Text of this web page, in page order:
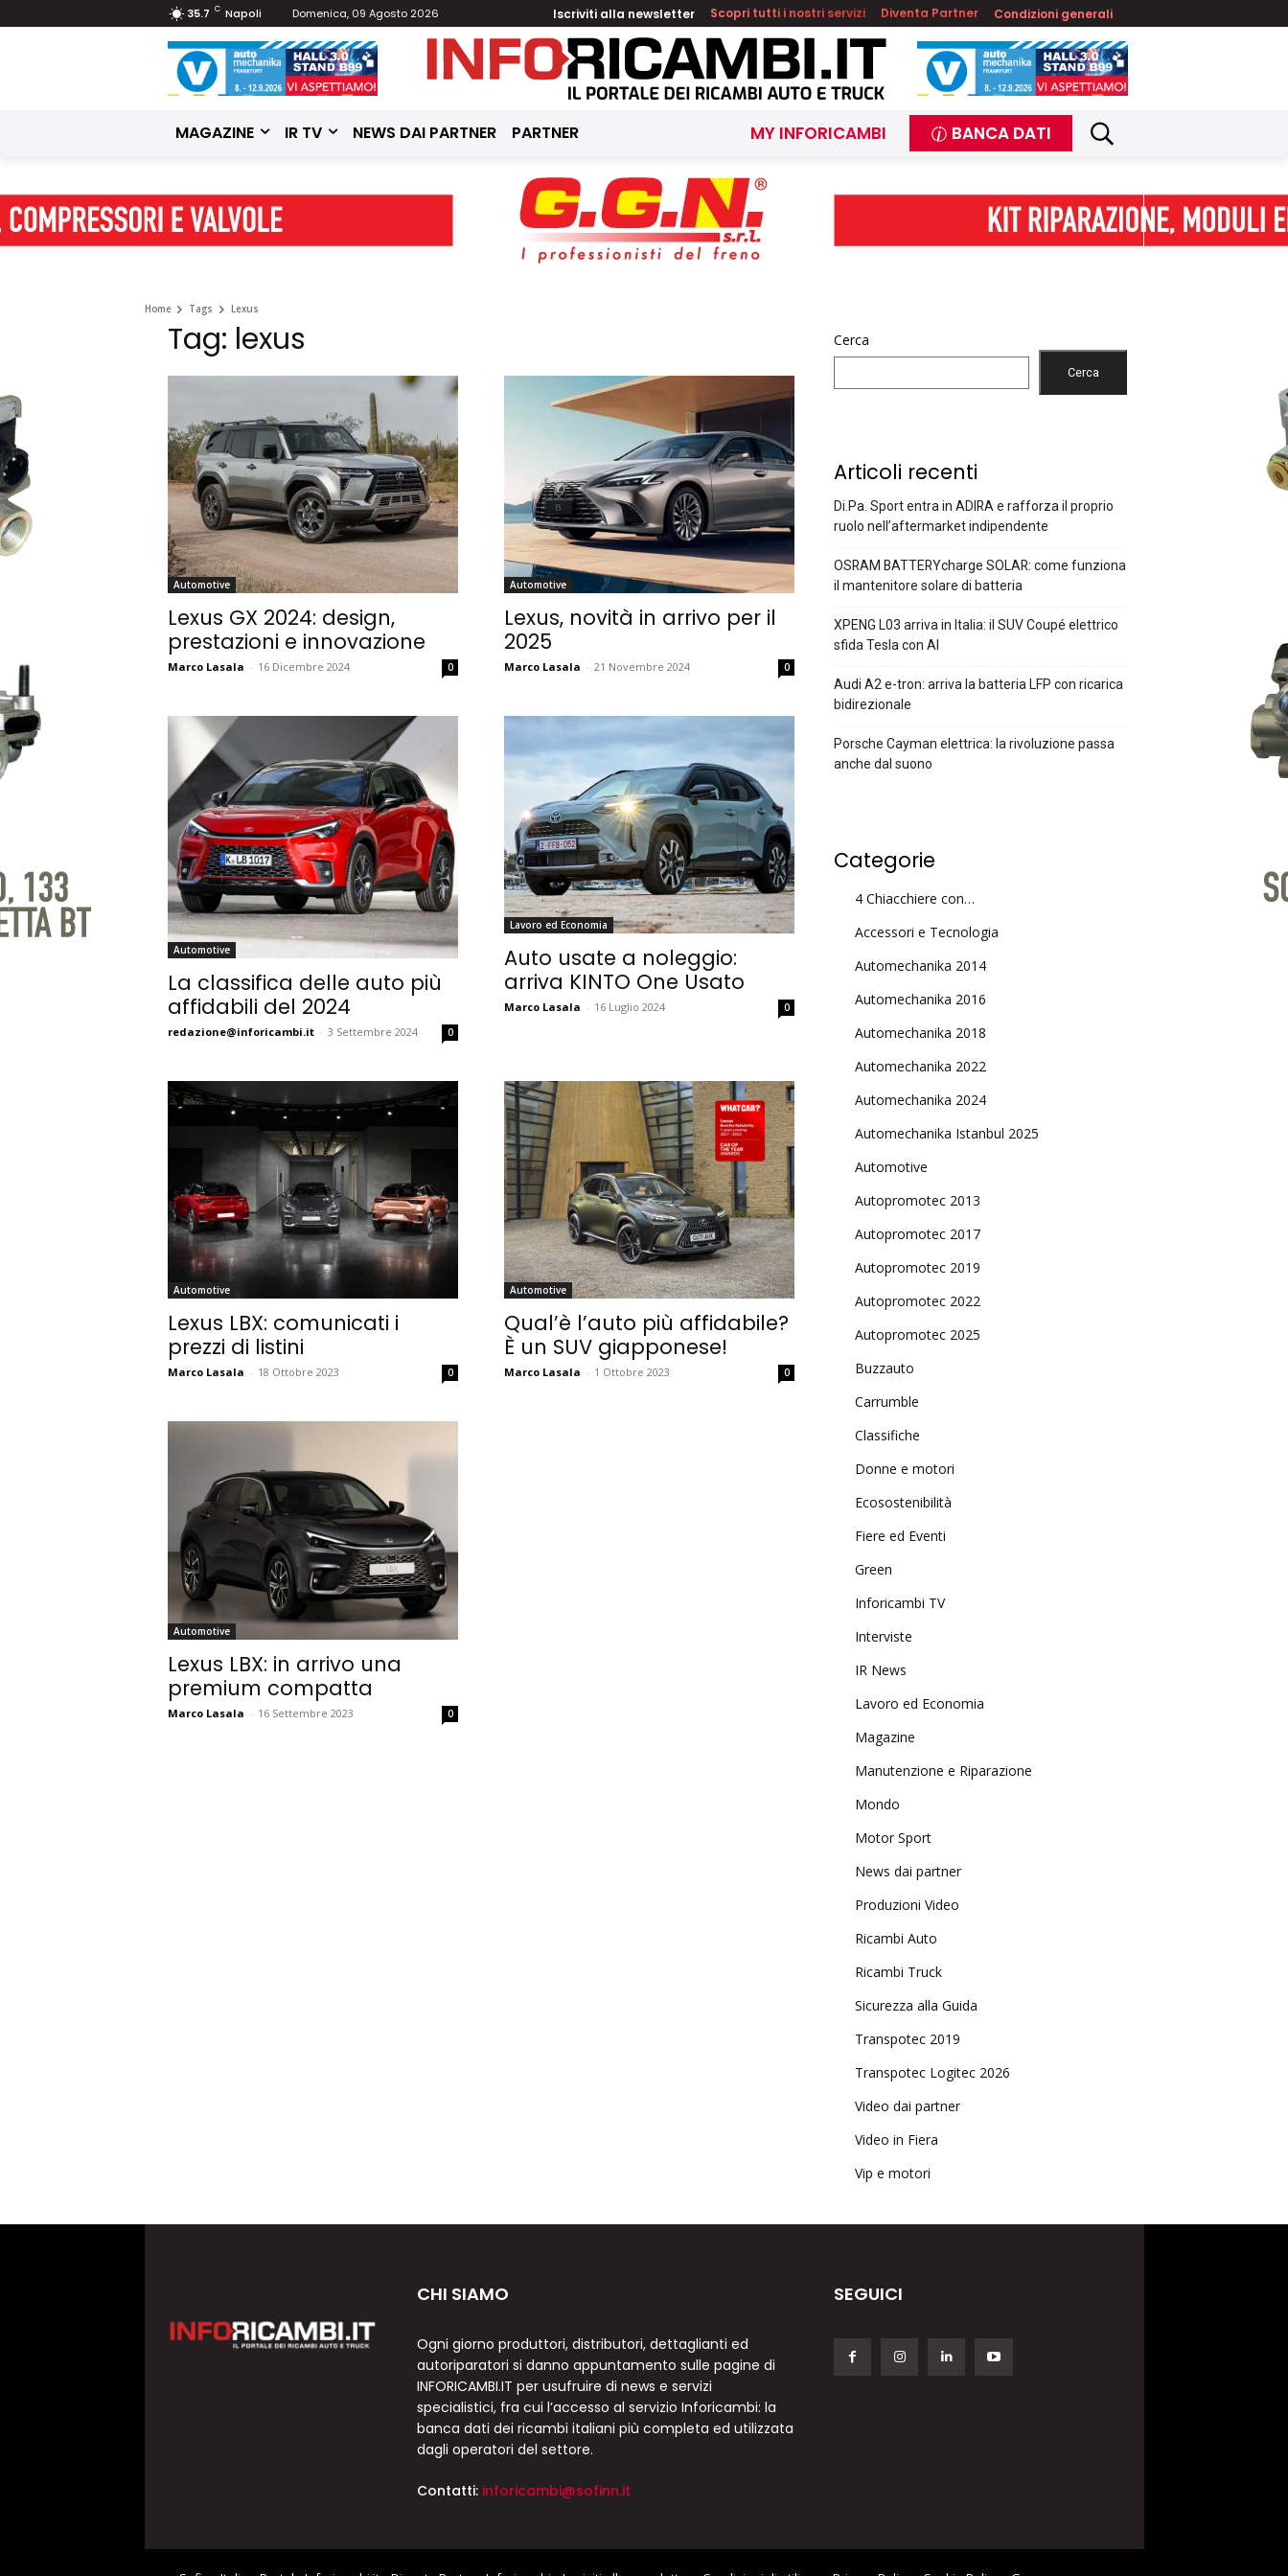
MY INFORICAMBI
Username
Password
35.7 C Napoli Domenica, 09 Agosto 2026 Iscriviti alla newsletter Scopri tutti i nostri servizi Diventa Partner Condizioni generali
MAGAZINE IR TV NEWS DAI PARTNER PARTNER MY INFORICAMBI BANCA DATI
Home Tags Lexus
Tag: lexus
Automotive
Lexus GX 2024: design,
prestazioni e innovazione
Marco Lasala - 16 Dicembre 2024 0
Automotive
Lexus, novità in arrivo per il
2025
Marco Lasala - 21 Novembre 2024 0
Automotive
La classifica delle auto più
affidabili del 2024
redazione@inforicambi.it - 3 Settembre 2024 0
Lavoro ed Economia
Auto usate a noleggio:
arriva KINTO One Usato
Marco Lasala - 16 Luglio 2024 0
Automotive
Lexus LBX: comunicati i
prezzi di listini
Marco Lasala - 18 Ottobre 2023 0
Automotive
Qual’è l’auto più affidabile?
È un SUV giapponese!
Marco Lasala - 1 Ottobre 2023 0
Automotive
Lexus LBX: in arrivo una
premium compatta
Marco Lasala - 16 Settembre 2023 0
Cerca
Cerca
Articoli recenti
Di.Pa. Sport entra in ADIRA e rafforza il proprio
ruolo nell’aftermarket indipendente
OSRAM BATTERYcharge SOLAR: come funziona
il mantenitore solare di batteria
XPENG L03 arriva in Italia: il SUV Coupé elettrico
sfida Tesla con AI
Audi A2 e-tron: arriva la batteria LFP con ricarica
bidirezionale
Porsche Cayman elettrica: la rivoluzione passa
anche dal suono
Categorie
4 Chiacchiere con…
Accessori e Tecnologia
Automechanika 2014
Automechanika 2016
Automechanika 2018
Automechanika 2022
Automechanika 2024
Automechanika Istanbul 2025
Automotive
Autopromotec 2013
Autopromotec 2017
Autopromotec 2019
Autopromotec 2022
Autopromotec 2025
Buzzauto
Carrumble
Classifiche
Donne e motori
Ecosostenibilità
Fiere ed Eventi
Green
Inforicambi TV
Interviste
IR News
Lavoro ed Economia
Magazine
Manutenzione e Riparazione
Mondo
Motor Sport
News dai partner
Produzioni Video
Ricambi Auto
Ricambi Truck
Sicurezza alla Guida
Transpotec 2019
Transpotec Logitec 2026
Video dai partner
Video in Fiera
Vip e motori
CHI SIAMO
Ogni giorno produttori, distributori, dettaglianti ed
autoriparatori si danno appuntamento sulle pagine di
INFORICAMBI.IT per usufruire di news e servizi
specialistici, fra cui l’accesso al servizio Inforicambi: la
banca dati dei ricambi italiani più completa ed utilizzata
dagli operatori del settore.
Contatti: inforicambi@sofinn.it
SEGUICI